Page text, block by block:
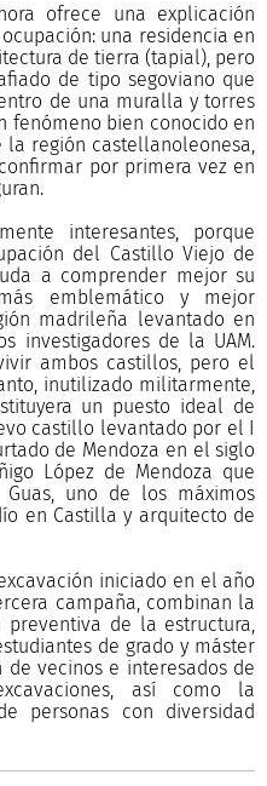
ofrece una explicación
una residencia en
de tierra (tapial), pero
de tipo segoviano que
de una muralla y torres
fenómeno bien conocido en
región castellanoleonesa,
por primera vez en
interesantes, porque
del Castillo Viejo de
a comprender mejor su
emblemático y mejor
madrileña levantado en
investigadores de la UAM.
ambos castillos, pero el
inutilizado militarmente,
un puesto ideal de
castillo levantado por el I
de Mendoza en el siglo
López de Mendoza que
uno de los máximos
en Castilla y arquitecto de
iniciado en el año
campaña, combinan la
de la estructura,
de grado y máster
vecinos e interesados de
así como la
personas con diversidad